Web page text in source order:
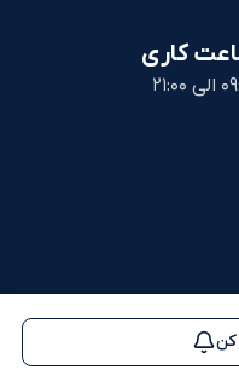
کن
کاری
21:00
وینزو می باشد.
Binacity